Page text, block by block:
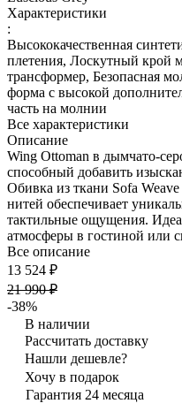
Характеристики
:
Высококачественная
плетения, Лоскутный крой
трансформер, Безопасная
форма с высокой
часть на молнии
Все характеристики
Описание
Wing Ottoman в дымчато-
способный добавить
Обивка из ткани Sofa
нитей обеспечивает
тактильные ощущения.
атмосферы в гостиной или
Все описание
13 524 ₽
21 990 ₽
-38%
В наличии
Рассчитать доставку
Нашли дешевле?
Хочу в подарок
Гарантия 24 месяца